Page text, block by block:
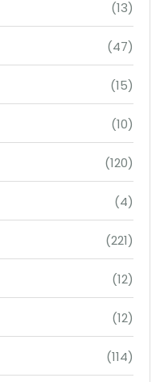
(13)
(47)
(15)
(10)
(120)
(4)
(221)
(12)
(12)
(114)